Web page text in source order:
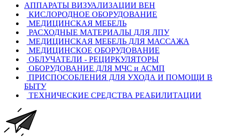
АППАРАТЫ ВИЗУАЛИЗАЦИИ ВЕН
КИСЛОРОДНОЕ ОБОРУДОВАНИЕ
МЕДИЦИНСКАЯ МЕБЕЛЬ
РАСХОДНЫЕ МАТЕРИАЛЫ ДЛЯ ЛПУ
МЕДИЦИНСКАЯ МЕБЕЛЬ ДЛЯ МАССАЖА
МЕДИЦИНСКОЕ ОБОРУДОВАНИЕ
ОБЛУЧАТЕЛИ - РЕЦИРКУЛЯТОРЫ
ОБОРУДОВАНИЕ ДЛЯ МЧС и АСМП
ПРИСПОСОБЛЕНИЯ ДЛЯ УХОДА И ПОМОЩИ В
БЫТУ
ТЕХНИЧЕСКИЕ СРЕДСТВА РЕАБИЛИТАЦИИ